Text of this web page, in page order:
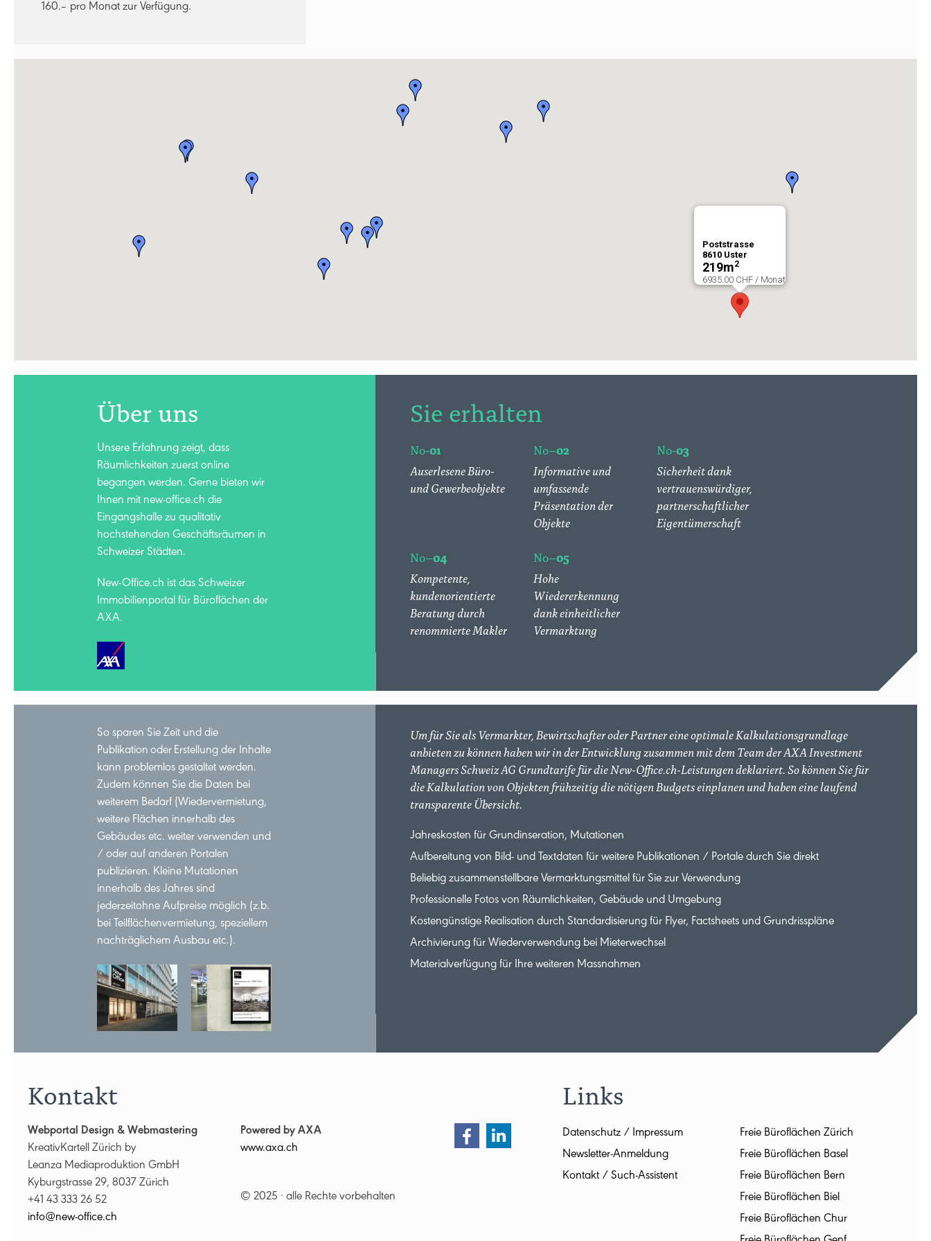
160.– pro Monat zur Verfügung.
Poststrasse
8610 Uster
219m2
6935.00 CHF / Monat
Über uns
Unsere Erfahrung zeigt, dass
Räumlichkeiten zuerst online
begangen werden. Gerne bieten wir
Ihnen mit new-office.ch die
Eingangshalle zu qualitativ
hochstehenden Geschäftsräumen in
Schweizer Städten.
New-Office.ch ist das Schweizer
Immobilienportal für Büroflächen der
AXA.
Sie erhalten
No-01
Auserlesene Büro-
und Gewerbeobjekte
No–02
Informative und
umfassende
Präsentation der
Objekte
No-03
Sicherheit dank
vertrauenswürdiger,
partnerschaftlicher
Eigentümerschaft
No–04
Kompetente,
kundenorientierte
Beratung durch
renommierte Makler
No–05
Hohe
Wiedererkennung
dank einheitlicher
Vermarktung
So sparen Sie Zeit und die
Publikation oder Erstellung der Inhalte
kann problemlos gestaltet werden.
Zudem können Sie die Daten bei
weiterem Bedarf (Wiedervermietung,
weitere Flächen innerhalb des
Gebäudes etc. weiter verwenden und
/ oder auf anderen Portalen
publizieren. Kleine Mutationen
innerhalb des Jahres sind
jederzeitohne Aufpreise möglich (z.b.
bei Teilflächenvermietung, speziellem
nachträglichem Ausbau etc.).
Um für Sie als Vermarkter, Bewirtschafter oder Partner eine optimale Kalkulationsgrundlage
anbieten zu können haben wir in der Entwicklung zusammen mit dem Team der AXA Investment
Managers Schweiz AG Grundtarife für die New-Office.ch-Leistungen deklariert. So können Sie für
die Kalkulation von Objekten frühzeitig die nötigen Budgets einplanen und haben eine laufend
transparente Übersicht.
Jahreskosten für Grundinseration, Mutationen
Aufbereitung von Bild- und Textdaten für weitere Publikationen / Portale durch Sie direkt
Beliebig zusammenstellbare Vermarktungsmittel für Sie zur Verwendung
Professionelle Fotos von Räumlichkeiten, Gebäude und Umgebung
Kostengünstige Realisation durch Standardisierung für Flyer, Factsheets und Grundrisspläne
Archivierung für Wiederverwendung bei Mieterwechsel
Materialverfügung für Ihre weiteren Massnahmen
Kontakt
Webportal Design & Webmastering
KreativKartell Zürich by
Leanza Mediaproduktion GmbH
Kyburgstrasse 29, 8037 Zürich
+41 43 333 26 52
nf
n w- ffc ch
Powered by AXA
www.axa.ch
© 2025 · alle Rechte vorbehalten
Links
Datenschutz / Impressum
Newsletter-Anmeldung
Kontakt / Such-Assistent
Freie Büroflächen Zürich
Freie Büroflächen Basel
Freie Büroflächen Bern
Freie Büroflächen Biel
Freie Büroflächen Chur